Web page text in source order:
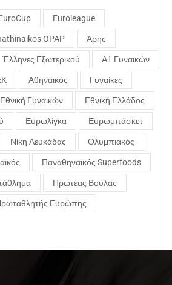
Euroleague
OPAP Άρης
Έλληνες Εξωτερικού Α1 Γυναικών
Αθηναικός Γυναίκες
Εθνική Γυναικών Εθνική Ελλάδος
Ευρωλίγκα Ευρωμπάσκετ
Νίκη Λευκάδας Ολυμπιακός
Παναθηναϊκός Superfoods
Πρωτέας Βούλας
Ευρώπης